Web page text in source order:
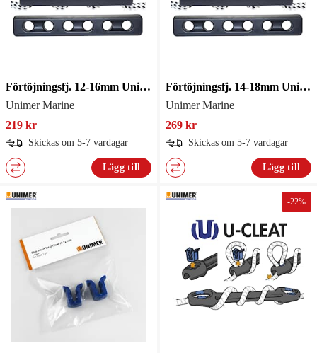
Förtöjningsfj. 12-16mm Unimer
Unimer Marine
219 kr
Skickas om 5-7 vardagar
Lägg till
Förtöjningsfj. 14-18mm Unimer
Unimer Marine
269 kr
Skickas om 5-7 vardagar
Lägg till
-22%